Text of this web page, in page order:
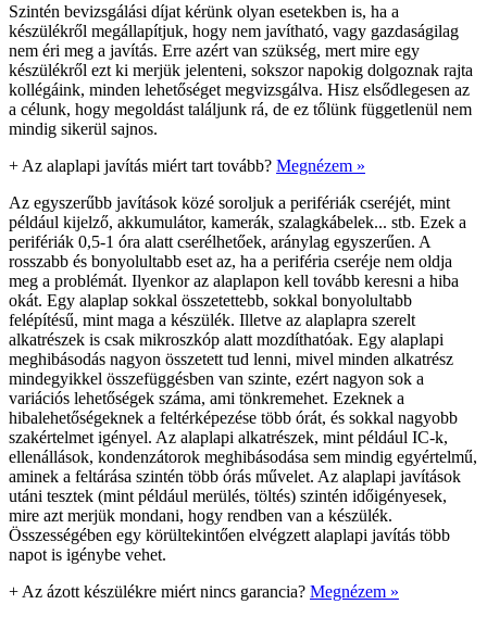
Szintén bevizsgálási díjat kérünk olyan esetekben is, ha a
készülékről megállapítjuk, hogy nem javítható, vagy gazdaságilag
nem éri meg a javítás. Erre azért van szükség, mert mire egy
készülékről ezt ki merjük jelenteni, sokszor napokig dolgoznak rajta
kollégáink, minden lehetőséget megvizsgálva. Hisz elsődlegesen az
a célunk, hogy megoldást találjunk rá, de ez tőlünk függetlenül nem
mindig sikerül sajnos.
+ Az alaplapi javítás miért tart tovább? Megnézem »
Az egyszerűbb javítások közé soroljuk a perifériák cseréjét, mint
például kijelző, akkumulátor, kamerák, szalagkábelek... stb. Ezek a
perifériák 0,5-1 óra alatt cserélhetőek, aránylag egyszerűen. A
rosszabb és bonyolultabb eset az, ha a periféria cseréje nem oldja
meg a problémát. Ilyenkor az alaplapon kell tovább keresni a hiba
okát. Egy alaplap sokkal összetettebb, sokkal bonyolultabb
felépítésű, mint maga a készülék. Illetve az alaplapra szerelt
alkatrészek is csak mikroszkóp alatt mozdíthatóak. Egy alaplapi
meghibásodás nagyon összetett tud lenni, mivel minden alkatrész
mindegyikkel összefüggésben van szinte, ezért nagyon sok a
variációs lehetőségek száma, ami tönkremehet. Ezeknek a
hibalehetőségeknek a feltérképezése több órát, és sokkal nagyobb
szakértelmet igényel. Az alaplapi alkatrészek, mint például IC-k,
ellenállások, kondenzátorok meghibásodása sem mindig egyértelmű,
aminek a feltárása szintén több órás művelet. Az alaplapi javítások
utáni tesztek (mint például merülés, töltés) szintén időigényesek,
mire azt merjük mondani, hogy rendben van a készülék.
Összességében egy körültekintően elvégzett alaplapi javítás több
napot is igénybe vehet.
+ Az ázott készülékre miért nincs garancia? Megnézem »